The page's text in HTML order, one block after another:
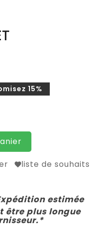
15%
liste de souhaits
estimée
être plus longue